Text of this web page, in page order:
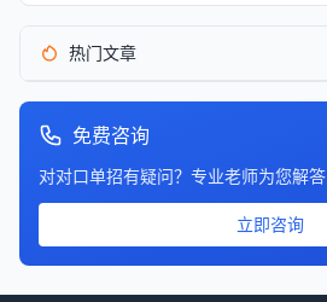
热门文章
免费咨询
对对口单招有疑问？专业老师为您解答
立即咨询